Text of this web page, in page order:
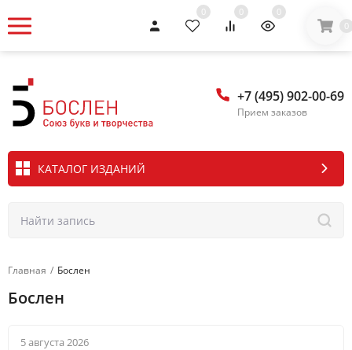
0 0
0
0
+7 (495) 902-00-69
Прием заказов
КАТАЛОГ ИЗДАНИЙ
Главная / Бослен
Бослен
5 августа 2026